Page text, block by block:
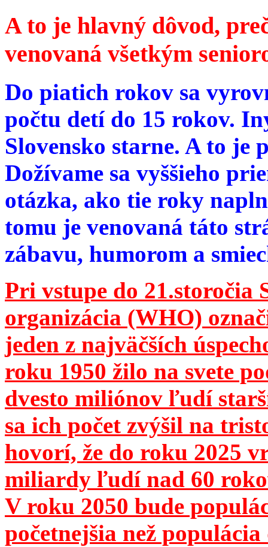
A to je hlavný dôvod,
venovaná všetkým
Do piatich rokov sa
počtu detí do 15 rokov.
Slovensko starne. A to je
Dožívame sa vyššieho
otázka, ako tie roky
tomu je venovaná táto
zábavu, humorom a
Pri vstupe do 21.storočia
organizácia (WHO)
jeden z najväčších
roku 1950 žilo na svete
dvesto miliónov ľudí
sa ich počet zvýšil na
hovorí, že do roku 2025
miliardy ľudí nad 60
V roku 2050 bude
početnejšia než